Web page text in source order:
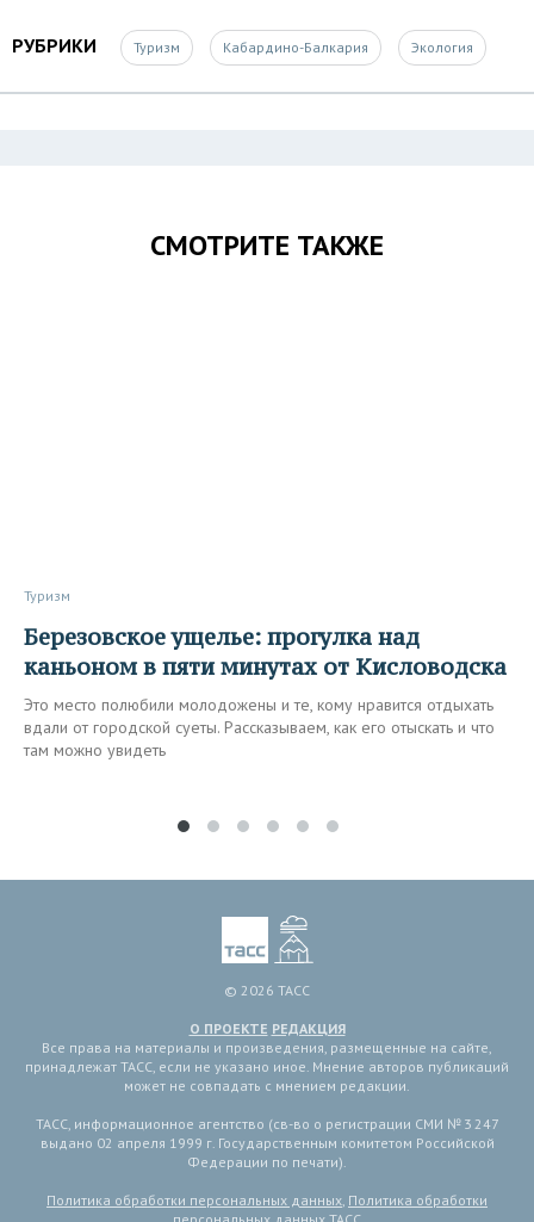
РУБРИКИ Туризм Кабардино-Балкария Экология
СМОТРИТЕ ТАКЖЕ
Туризм
Березовское ущелье: прогулка над
каньоном в пяти минутах от Кисловодска
Это место полюбили молодожены и те, кому нравится отдыхать
вдали от городской суеты. Рассказываем, как его отыскать и что
там можно увидеть
© 2026 ТАСС
О ПРОЕКТЕ РЕДАКЦИЯ
Все права на материалы и произведения, размещенные на сайте,
принадлежат ТАСС, если не указано иное. Мнение авторов публикаций
может не совпадать с мнением редакции.
ТАСС, информационное агентство (св-во о регистрации СМИ № 3 247
выдано 02 апреля 1999 г. Государственным комитетом Российской
Федерации по печати).
Политика обработки персональных данных Политика обработки